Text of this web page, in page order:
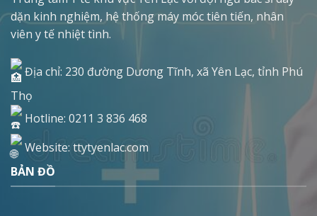
dặn kinh nghiệm, hệ thống máy móc tiên tiến, nhân
viên y tế nhiệt tình.
Địa chỉ: 230 đường Dương Tĩnh, xã Yên Lạc, tỉnh Phú
Thọ
Hotline: 0211 3 836 468
Website: ttytyenlac.com
BẢN ĐỒ